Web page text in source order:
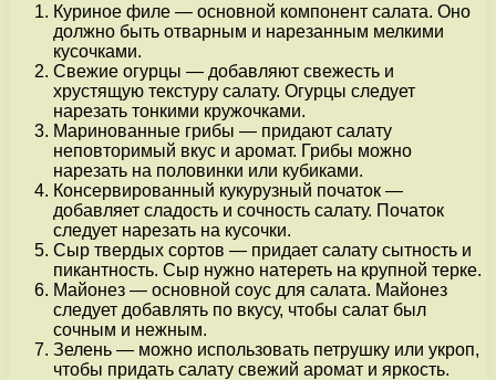
Куриное филе — основной компонент салата. Оно
должно быть отварным и нарезанным мелкими
кусочками.
Свежие огурцы — добавляют свежесть и
хрустящую текстуру салату. Огурцы следует
нарезать тонкими кружочками.
Маринованные грибы — придают салату
неповторимый вкус и аромат. Грибы можно
нарезать на половинки или кубиками.
Консервированный кукурузный початок —
добавляет сладость и сочность салату. Початок
следует нарезать на кусочки.
Сыр твердых сортов — придает салату сытность и
пикантность. Сыр нужно натереть на крупной терке.
Майонез — основной соус для салата. Майонез
следует добавлять по вкусу, чтобы салат был
сочным и нежным.
Зелень — можно использовать петрушку или укроп,
чтобы придать салату свежий аромат и яркость.